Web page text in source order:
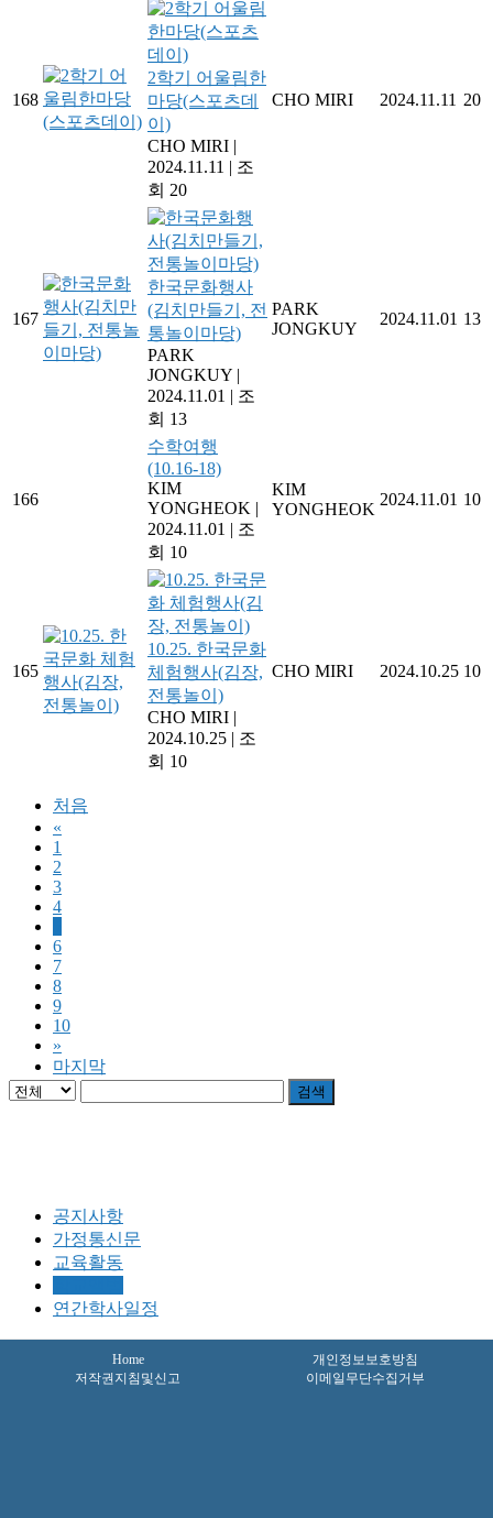
168
2학기 어울림한
마당(스포츠데
이)
CHO MIRI |
2024.11.11 | 조
회 20
CHO MIRI 2024.11.11 20
167
한국문화행사
(김치만들기, 전
통놀이마당)
PARK
JONGKUY |
2024.11.01 | 조
회 13
PARK
JONGKUY
2024.11.01 13
166
수학여행
(10.16-18)
KIM
YONGHEOK |
2024.11.01 | 조
회 10
KIM
YONGHEOK
2024.11.01 10
165
10.25. 한국문화
체험행사(김장,
전통놀이)
CHO MIRI |
2024.10.25 | 조
회 10
CHO MIRI 2024.10.25 10
처음
«
1
2
3
4
6
7
8
9
10
»
마지막
검색
공지사항
가정통신문
교육활동
연간학사일정
Home
개인정보보호방침
저작권지침및신고
이메일무단수집거부